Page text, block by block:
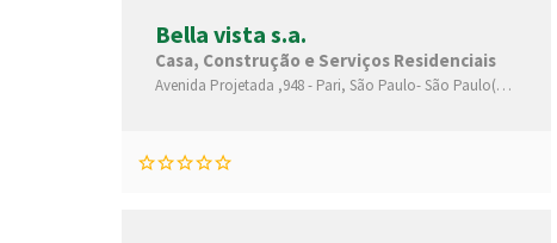
Bella vista s.a.
Casa, Construção e Serviços Residenciais
Avenida Projetada ,948 - Pari, São Paulo-São Paulo(SP)